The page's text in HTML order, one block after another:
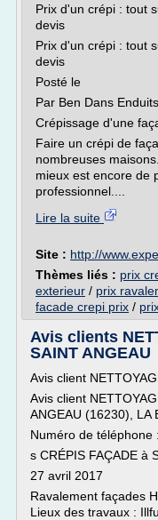
Prix d'un crépi : tout
devis
Prix d'un crépi : tout
devis
Posté le
Par Ben Dans
Crépissage d'une
Faire un crépi de
nombreuses
mieux est encore de
professionnel....
Lire la suite
Site : http://
Thèmes liés : prix
exterieur / prix
facade crepi prix /
Avis clients
SAINT ANGEAU
Avis client
Avis client
ANGEAU (16230), LA
Numéro de téléphone :
s CRÉPIS FAÇADE à
27 avril 2017
Ravalement façades
Lieux des travaux :